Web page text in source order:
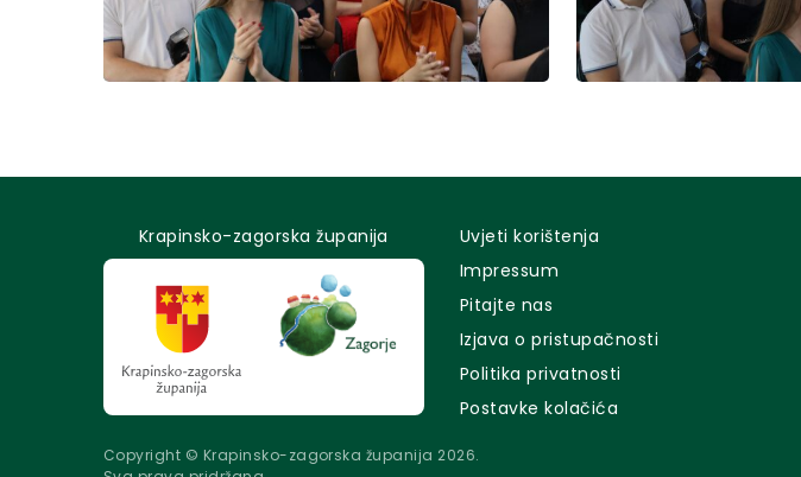
Krapinsko-zagorska županija
Uvjeti korištenja
Impressum
Pitajte nas
Izjava o pristupačnosti
Politika privatnosti
Postavke kolačića
Copyright © Krapinsko-zagorska županija 2026.